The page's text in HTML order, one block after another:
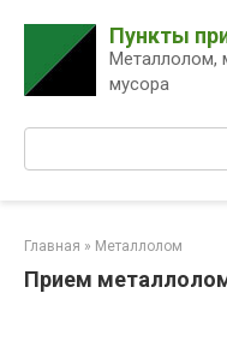
контенту
Пункты
Металлолом,
мусора
Главная » Металлолом
Прием